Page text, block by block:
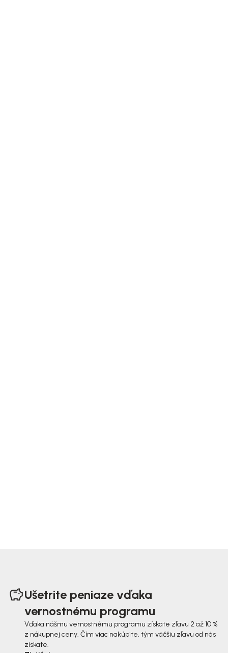
Ušetrite peniaze vďaka
vernostnému programu
Vďaka nášmu vernostnému programu získate zľavu 2 až 10 %
z nákupnej ceny. Čím viac nakúpite, tým väčšiu zľavu od nás
získate.